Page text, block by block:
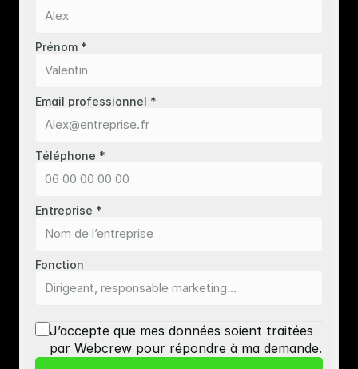
Prénom *
Email professionnel *
Téléphone *
Entreprise *
Fonction
J’accepte que mes données soient traitées
par Webcrew pour répondre à ma demande.